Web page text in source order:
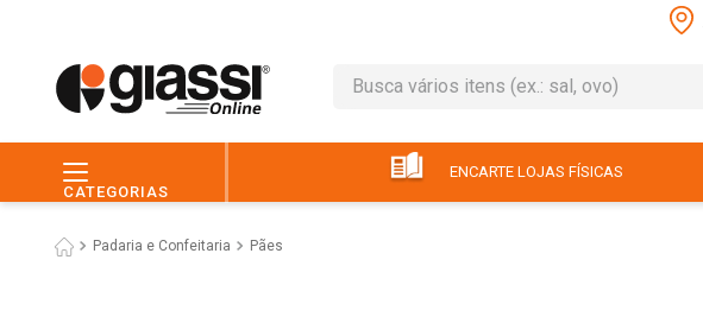
Busca vários itens (ex.: sal, ovo)
CATEGORIAS
ENCARTE LOJAS FÍSICAS
Padaria e Confeitaria Pães
leite